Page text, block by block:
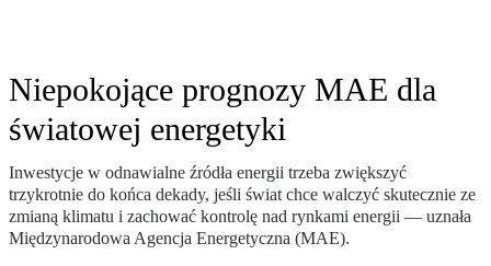
Niepokojące prognozy MAE dla
światowej energetyki
Inwestycje w odnawialne źródła energii trzeba zwiększyć
trzykrotnie do końca dekady, jeśli świat chce walczyć skutecznie ze
zmianą klimatu i zachować kontrolę nad rynkami energii — uznała
Międzynarodowa Agencja Energetyczna (MAE).